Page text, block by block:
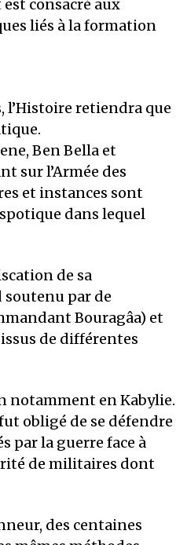
consacré aux
liés à la formation
l’Histoire retiendra que
Ben Bella et
sur l’Armée des
et instances sont
dans lequel
de sa
soutenu par de
Bouragâa) et
de différentes
notamment en Kabylie.
obligé de se défendre
par la guerre face à
de militaires dont
des centaines